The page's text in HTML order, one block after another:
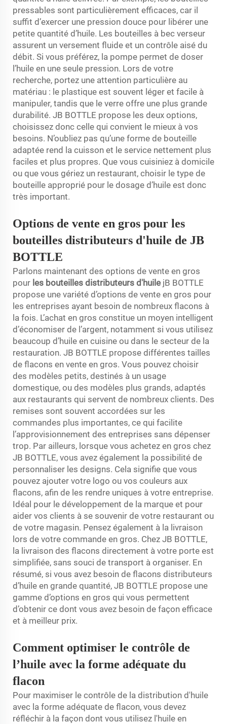
pressables sont particulièrement efficaces, car il
suffit d’exercer une pression douce pour libérer une
petite quantité d’huile. Les bouteilles à bec verseur
assurent un versement fluide et un contrôle aisé du
débit. Si vous préférez, la pompe permet de doser
l’huile en une seule pression. Lors de votre
recherche, portez une attention particulière au
matériau : le plastique est souvent léger et facile à
manipuler, tandis que le verre offre une plus grande
durabilité. JB BOTTLE propose les deux options,
choisissez donc celle qui convient le mieux à vos
besoins. N’oubliez pas qu’une forme de bouteille
adaptée rend la cuisson et le service nettement plus
faciles et plus propres. Que vous cuisiniez à domicile
ou que vous gériez un restaurant, choisir le type de
bouteille approprié pour le dosage d’huile est donc
très important.
Options de vente en gros pour les
bouteilles distributeurs d'huile de JB
BOTTLE
Parlons maintenant des options de vente en gros
pour les bouteilles distributeurs d'huile jB BOTTLE
propose une variété d’options de vente en gros pour
les entreprises ayant besoin de nombreux flacons à
la fois. L’achat en gros constitue un moyen intelligent
d’économiser de l’argent, notamment si vous utilisez
beaucoup d’huile en cuisine ou dans le secteur de la
restauration. JB BOTTLE propose différentes tailles
de flacons en vente en gros. Vous pouvez choisir
des modèles petits, destinés à un usage
domestique, ou des modèles plus grands, adaptés
aux restaurants qui servent de nombreux clients. Des
remises sont souvent accordées sur les
commandes plus importantes, ce qui facilite
l’approvisionnement des entreprises sans dépenser
trop. Par ailleurs, lorsque vous achetez en gros chez
JB BOTTLE, vous avez également la possibilité de
personnaliser les designs. Cela signifie que vous
pouvez ajouter votre logo ou vos couleurs aux
flacons, afin de les rendre uniques à votre entreprise.
Idéal pour le développement de la marque et pour
aider vos clients à se souvenir de votre restaurant ou
de votre magasin. Pensez également à la livraison
lors de votre commande en gros. Chez JB BOTTLE,
la livraison des flacons directement à votre porte est
simplifiée, sans souci de transport à organiser. En
résumé, si vous avez besoin de flacons distributeurs
d’huile en grande quantité, JB BOTTLE propose une
gamme d’options en gros qui vous permettent
d’obtenir ce dont vous avez besoin de façon efficace
et à meilleur prix.
Comment optimiser le contrôle de
l’huile avec la forme adéquate du
flacon
Pour maximiser le contrôle de la distribution d'huile
avec la forme adéquate de flacon, vous devez
réfléchir à la façon dont vous utilisez l'huile en